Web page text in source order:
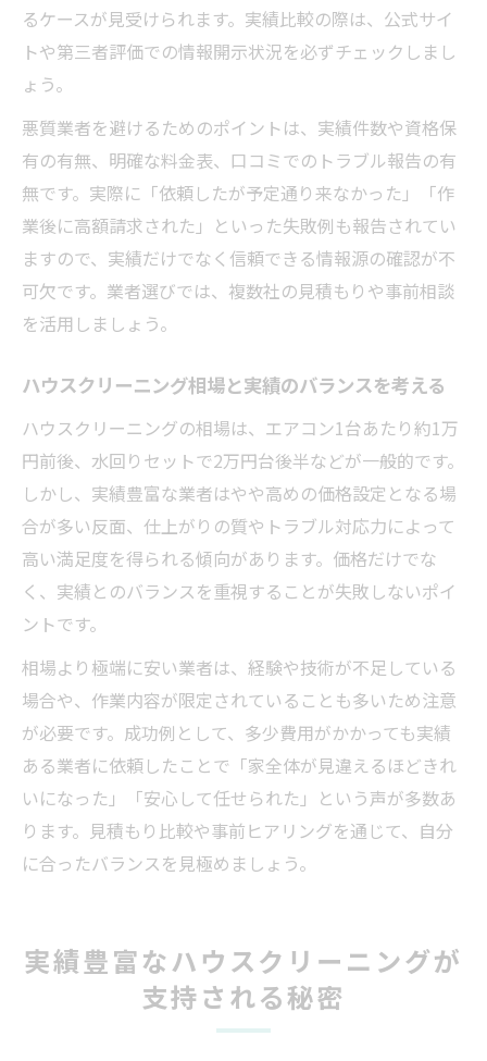
るケースが見受けられます。実績比較の際は、公式サイ
トや第三者評価での情報開示状況を必ずチェックしまし
ょう。
悪質業者を避けるためのポイントは、実績件数や資格保
有の有無、明確な料金表、口コミでのトラブル報告の有
無です。実際に「依頼したが予定通り来なかった」「作
業後に高額請求された」といった失敗例も報告されてい
ますので、実績だけでなく信頼できる情報源の確認が不
可欠です。業者選びでは、複数社の見積もりや事前相談
を活用しましょう。
ハウスクリーニング相場と実績のバランスを考える
ハウスクリーニングの相場は、エアコン1台あたり約1万
円前後、水回りセットで2万円台後半などが一般的です。
しかし、実績豊富な業者はやや高めの価格設定となる場
合が多い反面、仕上がりの質やトラブル対応力によって
高い満足度を得られる傾向があります。価格だけでな
く、実績とのバランスを重視することが失敗しないポイ
ントです。
相場より極端に安い業者は、経験や技術が不足している
場合や、作業内容が限定されていることも多いため注意
が必要です。成功例として、多少費用がかかっても実績
ある業者に依頼したことで「家全体が見違えるほどきれ
いになった」「安心して任せられた」という声が多数あ
ります。見積もり比較や事前ヒアリングを通じて、自分
に合ったバランスを見極めましょう。
実績豊富なハウスクリーニングが
支持される秘密